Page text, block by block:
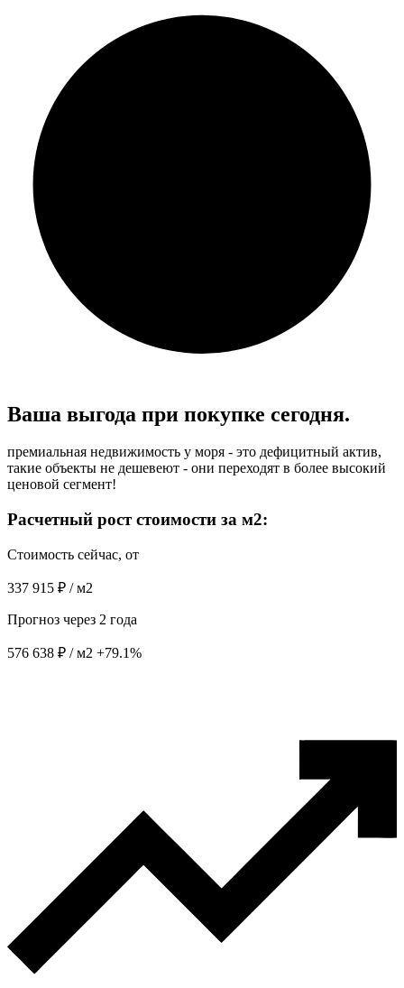
Ваша выгода при покупке сегодня.
премиальная недвижимость у моря - это дефицитный актив,
такие объекты не дешевеют - они переходят в более высокий
ценовой сегмент!
Расчетный рост стоимости за м2:
Стоимость сейчас, от
337 915 ₽ / м2
Прогноз через 2 года
576 638 ₽ / м2 +79.1%